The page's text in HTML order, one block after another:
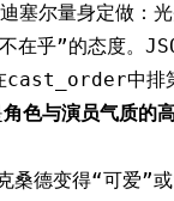
塞尔量身定做：光
在乎”的态度。
cast_order中排
角色与演员气质的
桑德变得“可爱”